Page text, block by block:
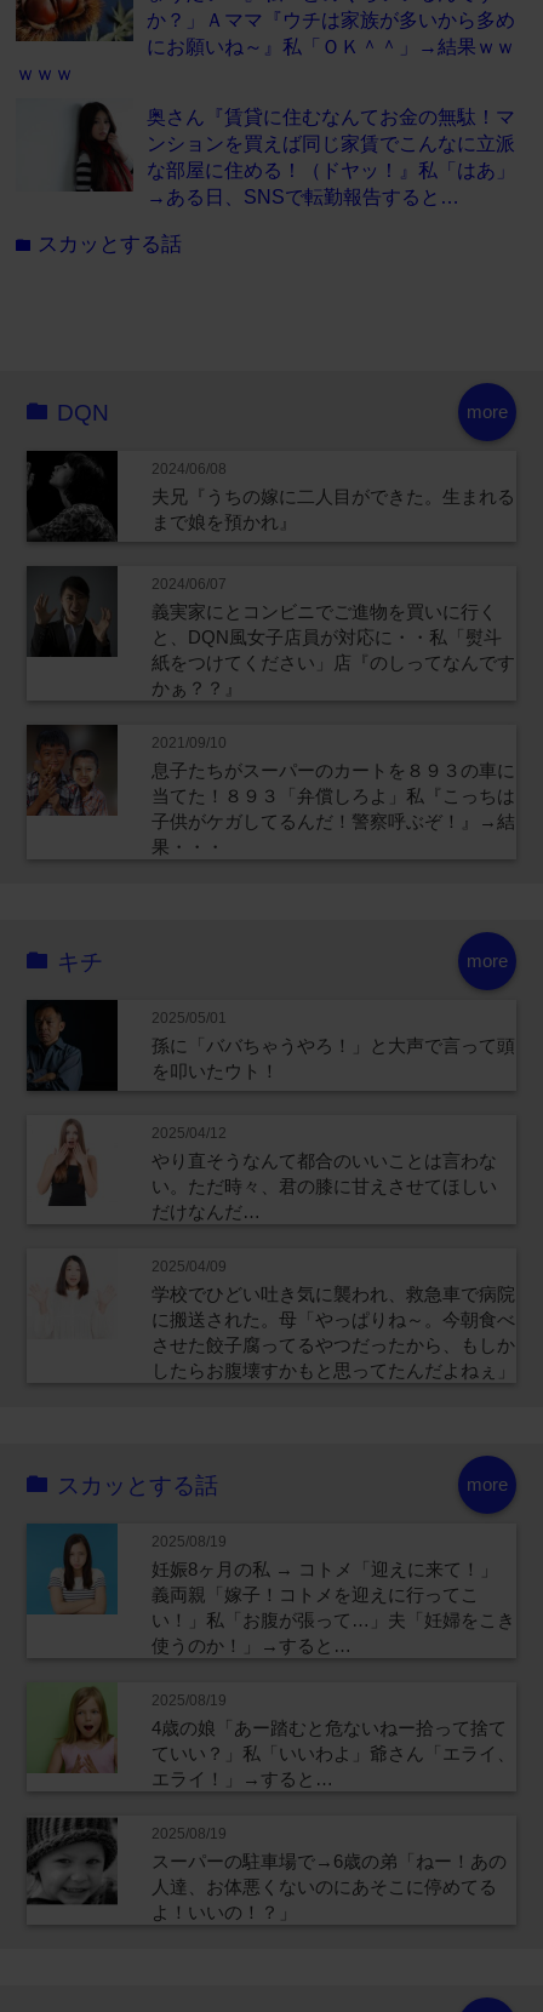
か？」Ａママ『ウチは家族が多いから多め
にお願いね～』私「ＯＫ＾＾」→結果ｗｗ
ｗｗｗ
奥さん『賃貸に住むなんてお金の無駄！マ
ンションを買えば同じ家賃でこんなに立派
な部屋に住める！（ドヤッ！』私「はあ」
→ある日、SNSで転勤報告すると…
folder スカッとする話
more
DQN
2024/06/08
夫兄『うちの嫁に二人目ができた。生まれる
まで娘を預かれ』
2024/06/07
義実家にとコンビニでご進物を買いに行く
と、DQN風女子店員が対応に・・私「熨斗
紙をつけてください」店『のしってなんです
かぁ？？』
2021/09/10
息子たちがスーパーのカートを８９３の車に
当てた！８９３「弁償しろよ」私『こっちは
子供がケガしてるんだ！警察呼ぶぞ！』→結
果・・・
more
キチ
2025/05/01
孫に「ババちゃうやろ！」と大声で言って頭
を叩いたウト！
2025/04/12
やり直そうなんて都合のいいことは言わな
い。ただ時々、君の膝に甘えさせてほしい
だけなんだ…
2025/04/09
学校でひどい吐き気に襲われ、救急車で病院
に搬送された。母「やっぱりね～。今朝食べ
させた餃子腐ってるやつだったから、もしか
したらお腹壊すかもと思ってたんだよねぇ」
more
スカッとする話
2025/08/19
妊娠8ヶ月の私 → コトメ「迎えに来て！」
義両親「嫁子！コトメを迎えに行ってこ
い！」私「お腹が張って…」夫「妊婦をこき
使うのか！」→すると…
2025/08/19
4歳の娘「あー踏むと危ないねー拾って捨て
ていい？」私「いいわよ」爺さん「エライ、
エライ！」→すると…
2025/08/19
スーパーの駐車場で→6歳の弟「ねー！あの
人達、お体悪くないのにあそこに停めてる
よ！いいの！？」